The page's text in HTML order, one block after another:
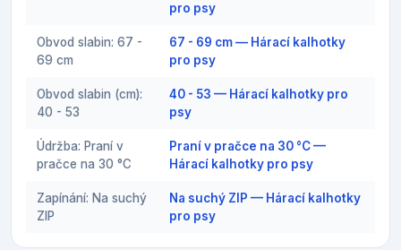
pro psy
Obvod slabin: 67 -
69 cm
67 - 69 cm — Hárací kalhotky
pro psy
Obvod slabin (cm):
40 - 53
40 - 53 — Hárací kalhotky pro
psy
Údržba: Praní v
pračce na 30 °C
Praní v pračce na 30 °C —
Hárací kalhotky pro psy
Zapínání: Na suchý
ZIP
Na suchý ZIP — Hárací kalhotky
pro psy